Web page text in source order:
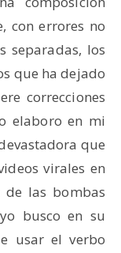
con errores no
separadas, los
que ha dejado
correcciones
elaboro en mi
que
virales en
de las bombas
busco en su
usar el verbo